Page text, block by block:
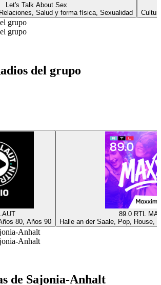
Let's Talk About Sex
Salud y forma física, Sexualidad
grupo
grupo
del grupo
80, Años 90
89.0 RTL
Halle an der Saale, Pop, House,
Anhalt
Anhalt
de Sajonia-Anhalt